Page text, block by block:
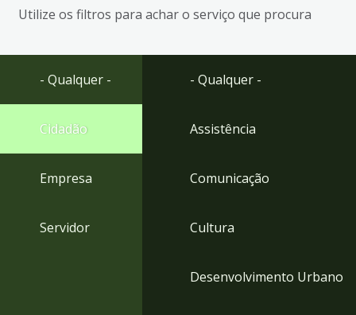
busca
Ir
rodapé
Utilize os filtros para achar o serviço que procura
- Qualquer -
Cidadão
Empresa
Servidor
- Qualquer -
Assistência
Comunicação
Cultura
Desenvolvimento Urbano